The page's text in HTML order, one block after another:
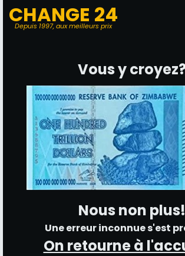
CHANGE 24
Depuis 1997, aux meilleurs prix
Vous y
Nous non plus!
Une erreur inconnue s'est
On retourne à